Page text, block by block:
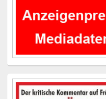
Widgetbereich